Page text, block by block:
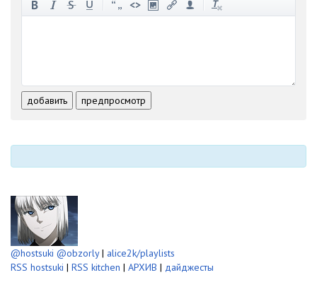
-
-
-
добавить предпросмотр
@hostsuki @obzorly| alice2k/playlists
RSS hostsuki | RSS kitchen | АРХИВ | дайджесты